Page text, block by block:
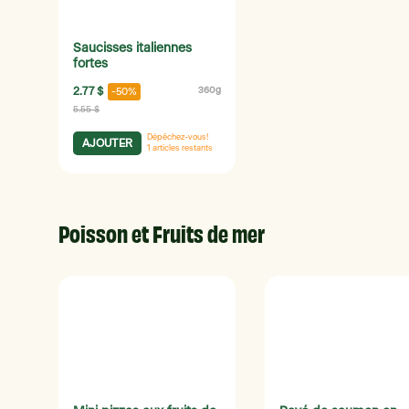
Saucisses italiennes
fortes
2.77 $ -50% 360g
5.55 $
AJOUTER
Dépêchez-vous!
1 articles restants
Poisson et Fruits de mer